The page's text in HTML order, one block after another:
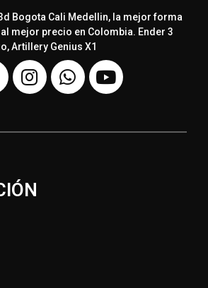
Bogota Cali Medellin, la mejor forma
mejor precio en Colombia. Ender 3
Artillery Genius X1